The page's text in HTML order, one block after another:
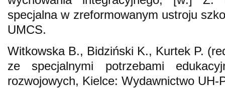
specjalna w zreformowanym ustroju
UMCS.
Witkowska B., Bidziński K., Kurtek P.
ze specjalnymi potrzebami
rozwojowych, Kielce: Wydawnictwo UH-